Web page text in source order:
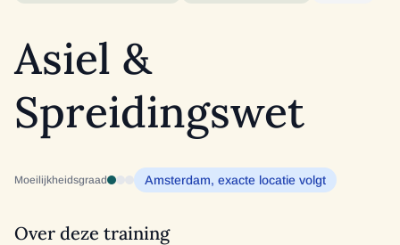
Asiel &
Spreidingswet
Moeilijkheidsgraad Amsterdam, exacte locatie volgt
Over deze training